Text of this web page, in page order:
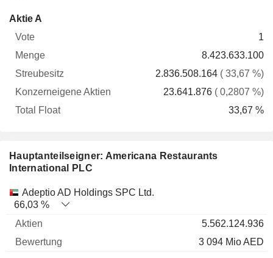
Aktie A
1
8.423.633.100
2.836.508.164 ( 33,67 %)
23.641.876 ( 0,2807 %)
33,67 %
Hauptanteilseigner: Americana Restaurants
International PLC
Name Aktien % Bewertung
Adeptio AD Holdings SPC Ltd.
66,03 %
5.562.124.936
3 094 Mio AED